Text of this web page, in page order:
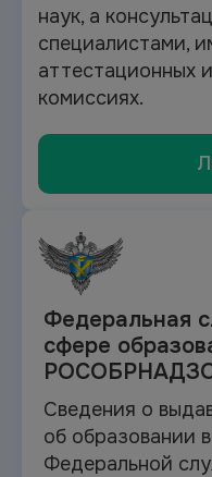
наук, а
специалистами,
аттестационных
комиссиях.
Федеральная
сфере
Сведения о
об образовании
Федеральной